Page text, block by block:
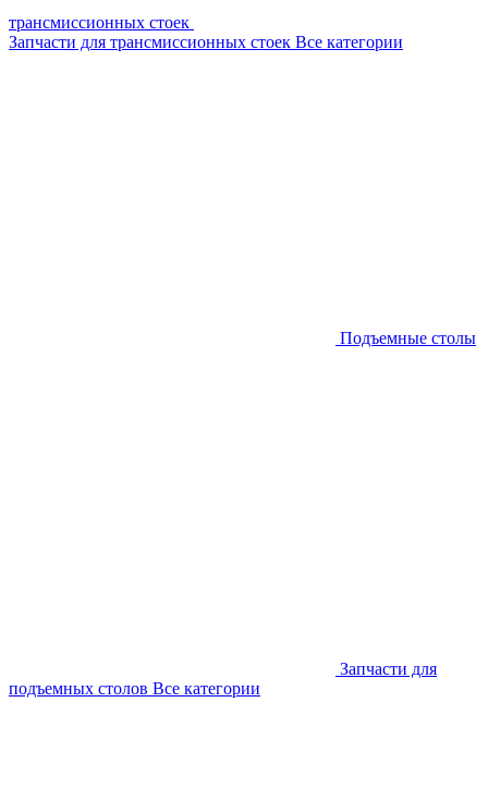
трансмиссионных стоек
Запчасти для трансмиссионных стоек Все категории
Подъемные столы
Запчасти для
подъемных столов Все категории